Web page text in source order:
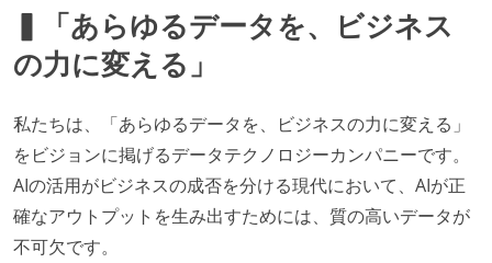
▍「あらゆるデータを、ビジネス
の力に変える」
私たちは、「あらゆるデータを、ビジネスの力に変える」
をビジョンに掲げるデータテクノロジーカンパニーです。
AIの活用がビジネスの成否を分ける現代において、AIが正
確なアウトプットを生み出すためには、質の高いデータが
不可欠です。